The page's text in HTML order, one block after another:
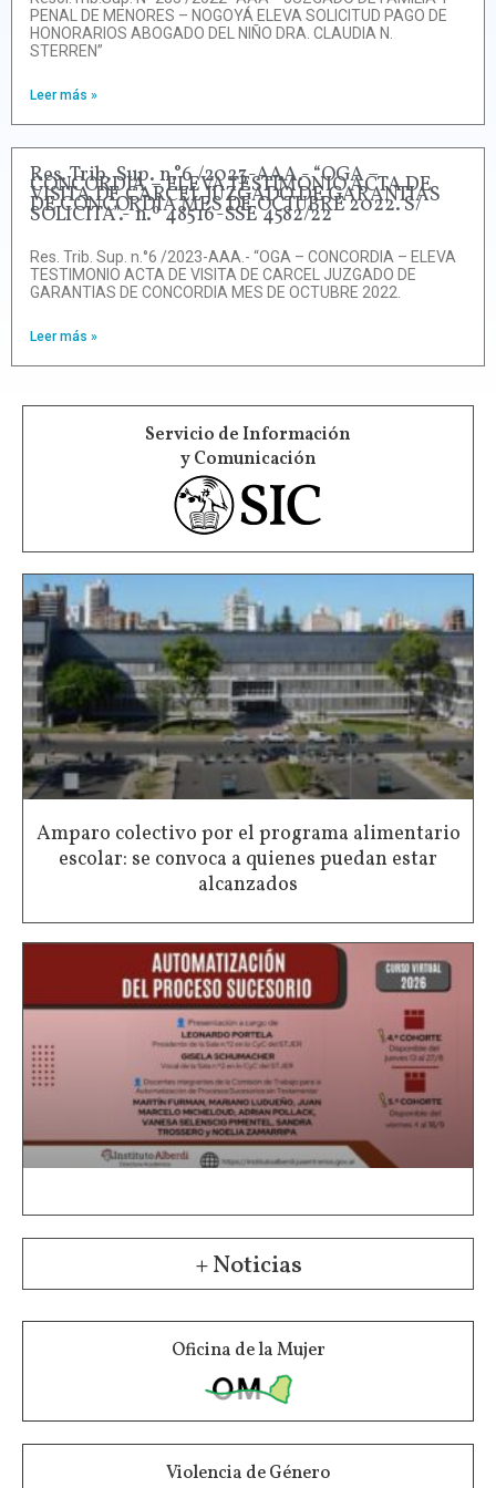
PENAL DE MENORES – NOGOYÁ ELEVA SOLICITUD PAGO DE
HONORARIOS ABOGADO DEL NIÑO DRA. CLAUDIA N.
STERREN”
Leer más »
Res. Trib. Sup. n.°6 /2023-AAA.- “OGA –
CONCORDIA – ELEVA TESTIMONIO ACTA DE
VISITA DE CARCEL JUZGADO DE GARANTIAS
DE CONCORDIA MES DE OCTUBRE 2022. S/
SOLICITA”.- n.º 48516-SSE 4582/22
Res. Trib. Sup. n.°6 /2023-AAA.- “OGA – CONCORDIA – ELEVA
TESTIMONIO ACTA DE VISITA DE CARCEL JUZGADO DE
GARANTIAS DE CONCORDIA MES DE OCTUBRE 2022.
Leer más »
Servicio de Información
y Comunicación
Amparo colectivo por el programa alimentario
escolar: se convoca a quienes puedan estar
alcanzados
+ Noticias
Oficina de la Mujer
Violencia de Género